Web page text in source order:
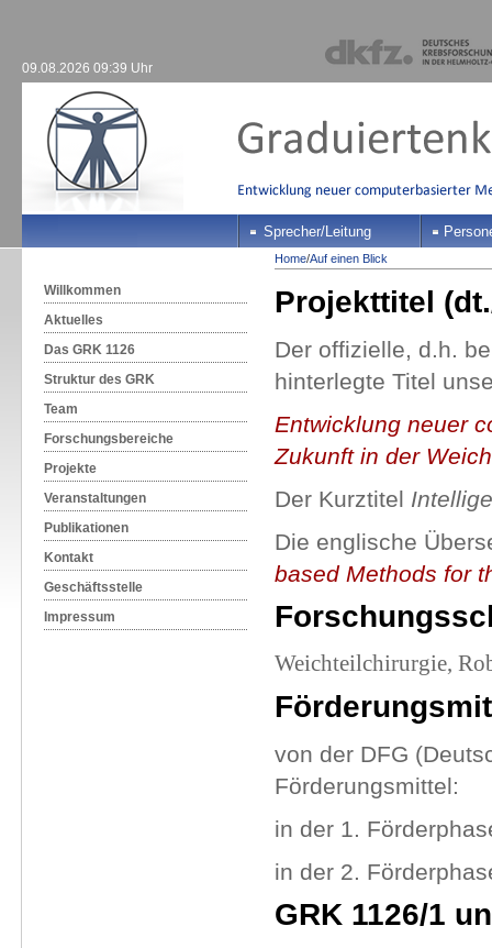
09.08.2026 09:39 Uhr
Sprecher/Leitung
Willkommen
Aktuelles
Das GRK 1126
Struktur des GRK
Team
Forschungsbereiche
Projekte
Veranstaltungen
Publikationen
Kontakt
Geschäftsstelle
Impressum
Home/Auf einen Blick
Projekttitel
Der offizielle, d.h.
hinterlegte Titel
Entwicklung neuer
Zukunft in der
Der Kurztitel
Die englische
based Methods for
Weichteilchirurgie,
von der DFG
Förderungsmittel:
in der 1.
in der 2.
GRK 1126/1